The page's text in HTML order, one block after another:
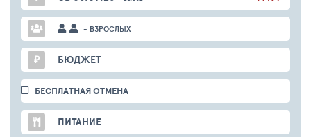
- ВЗРОСЛЫХ
₽ БЮДЖЕТ
БЕСПЛАТНАЯ ОТМЕНА
ПИТАНИЕ